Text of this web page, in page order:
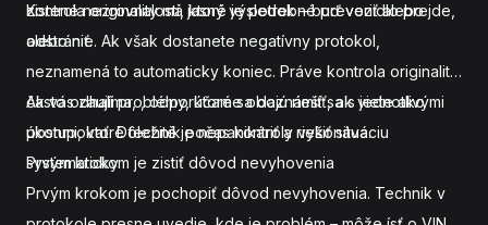
zistené nezrovnalosti, ktoré je potrebné preveriť alebo
odstrániť.
Kontrola originality má jasný výsledok – buď vozidlo prejde,
alebo nie. Ak však dostanete negatívny protokol,
neznamená to automaticky koniec. Práve kontrola originality
často odhalí problémy, ktoré sa dajú riešiť, ak viete ako
postupovať. Dôležité je nepanikáriť a riešiť situáciu
systematicky.
Ak vás zaujíma,, odporúčame oboznámiť sa s jednotlivými
úkonmi, ktoré technik počas kontroly vykonáva.
Prvým krokom je zistiť dôvod nevyhovenia
Prvým krokom je pochopiť dôvod nevyhovenia. Technik v